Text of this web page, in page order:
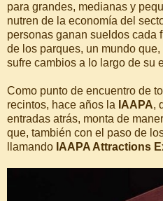
para grandes, medianas y
nutren de la economía del
personas ganan sueldos cada
de los parques, un mundo
sufre cambios a lo largo de su
Como punto de encuentro de
recintos, hace años la IAAPA,
entradas atrás, monta de
que, también con el paso de
llamando IAAPA Attractions